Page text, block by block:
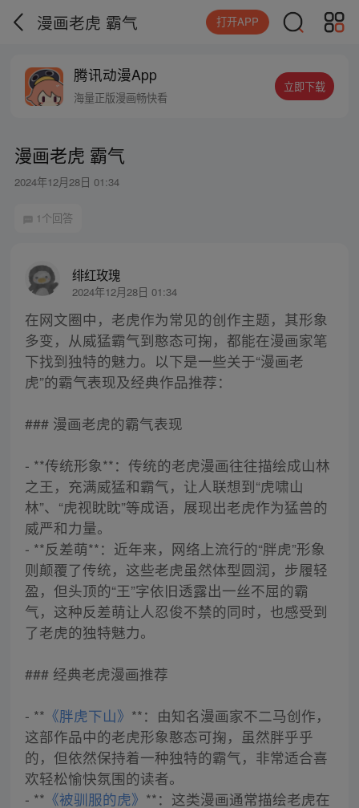
漫画老虎 霸气 打开APP
腾讯动漫App
海量正版漫画畅快看
立即下载
漫画老虎 霸气
2024年12月28日 01:34
1个回答
绯红玫瑰
2024年12月28日 01:34
在网文圈中，老虎作为常见的创作主题，其形象
多变，从威猛霸气到憨态可掬，都能在漫画家笔
下找到独特的魅力。以下是一些关于“漫画老
虎”的霸气表现及经典作品推荐：
### 漫画老虎的霸气表现
- **传统形象**：传统的老虎漫画往往描绘成山林
之王，充满威猛和霸气，让人联想到“虎啸山
林”、“虎视眈眈”等成语，展现出老虎作为猛兽的
威严和力量。
- **反差萌**：近年来，网络上流行的“胖虎”形象
则颠覆了传统，这些老虎虽然体型圆润，步履轻
盈，但头顶的“王”字依旧透露出一丝不屈的霸
气，这种反差萌让人忍俊不禁的同时，也感受到
了老虎的独特魅力。
### 经典老虎漫画推荐
- ** 《胖虎下山》 **：由知名漫画家不二马创作，
这部作品中的老虎形象憨态可掬，虽然胖乎乎
的，但依然保持着一种独特的霸气，非常适合喜
欢轻松愉快氛围的读者。
- ** 《被驯服的虎》 **：这类漫画通常描绘老虎在